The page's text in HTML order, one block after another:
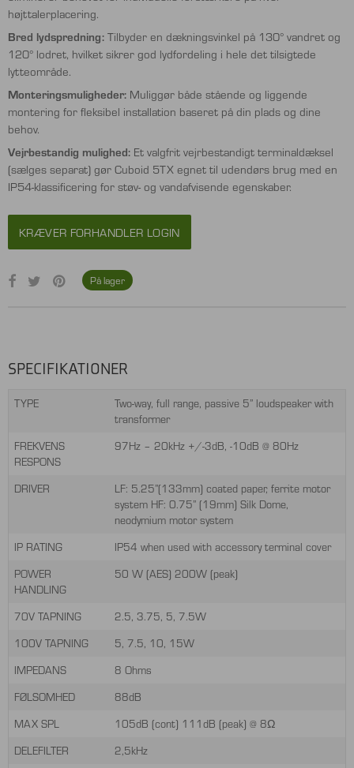
højttalerplacering.
Bred lydspredning: Tilbyder en dækningsvinkel på 130° vandret og
120° lodret, hvilket sikrer god lydfordeling i hele det tilsigtede
lytteområde.
Monteringsmuligheder: Muliggør både stående og liggende
montering for fleksibel installation baseret på din plads og dine
behov.
Vejrbestandig mulighed: Et valgfrit vejrbestandigt terminaldæksel
(sælges separat) gør Cuboid 5TX egnet til udendørs brug med en
IP54-klassificering for støv- og vandafvisende egenskaber.
KRÆVER FORHANDLER LOGIN
På lager
SPECIFIKATIONER
TYPE
Two-way, full range, passive 5” loudspeaker with
transformer
FREKVENS
RESPONS
97Hz – 20kHz +/-3dB, -10dB @ 80Hz
DRIVER
LF: 5.25”(133mm) coated paper, ferrite motor
system HF: 0.75” (19mm) Silk Dome,
neodymium motor system
IP RATING
IP54 when used with accessory terminal cover
POWER
HANDLING
50 W (AES) 200W (peak)
70V TAPNING
2.5, 3.75, 5, 7.5W
100V TAPNING
5, 7.5, 10, 15W
IMPEDANS
8 Ohms
FØLSOMHED
88dB
MAX SPL
105dB (cont) 111dB (peak) @ 8Ω
DELEFILTER
2,5kHz